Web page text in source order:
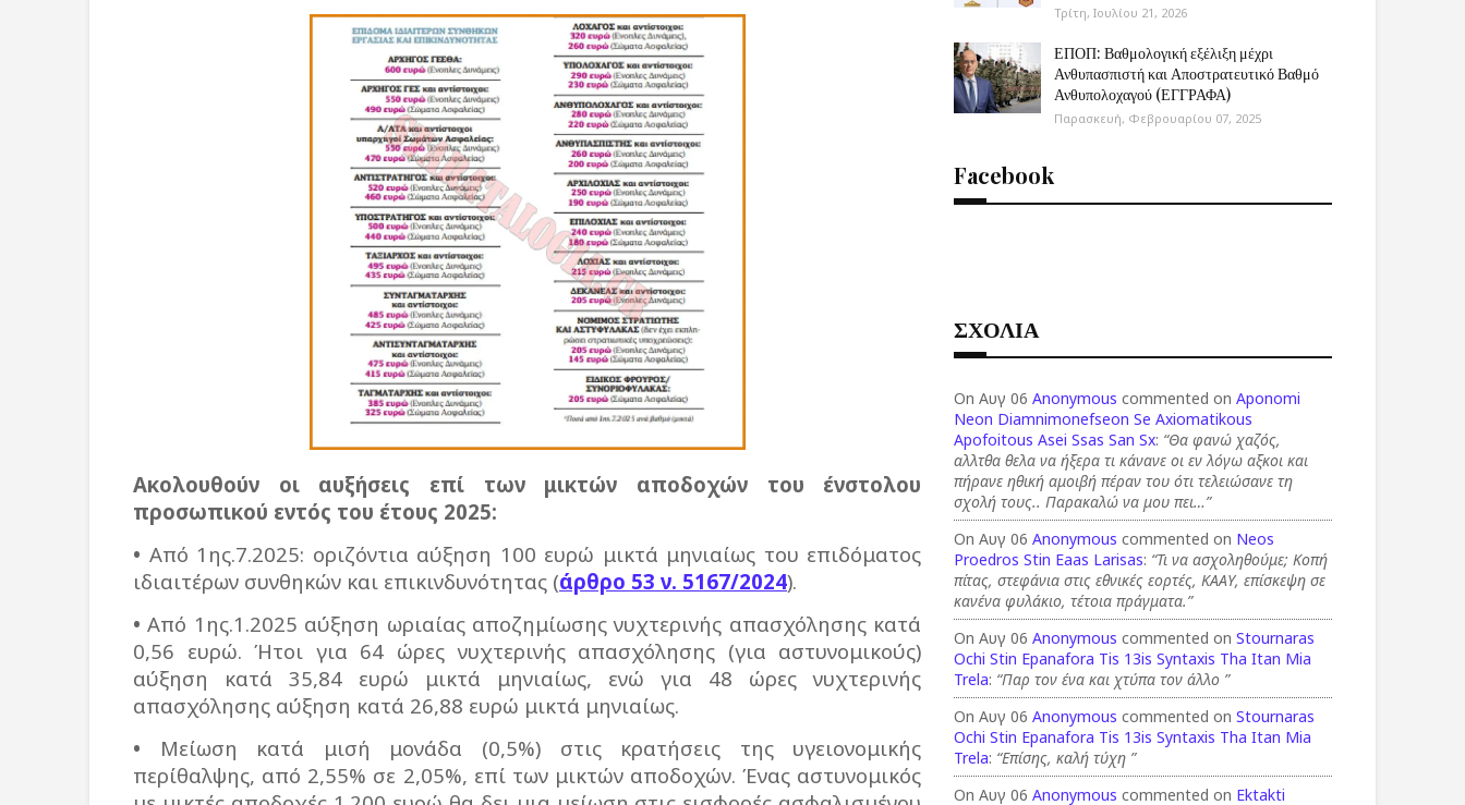
Ακολουθούν οι αυξήσεις επί των μικτών αποδοχών του ένστολου
προσωπικού εντός του έτους 2025:
• Από 1ης.7.2025: οριζόντια αύξηση 100 ευρώ μικτά μηνιαίως του επιδόματος
ιδιαιτέρων συνθηκών και επικινδυνότητας (άρθρο 53 ν. 5167/2024).
• Από 1ης.1.2025 αύξηση ωριαίας αποζημίωσης νυχτερινής απασχόλησης κατά
0,56 ευρώ. Ήτοι για 64 ώρες νυχτερινής απασχόλησης (για αστυνομικούς)
αύξηση κατά 35,84 ευρώ μικτά μηνιαίως, ενώ για 48 ώρες νυχτερινής
απασχόλησης αύξηση κατά 26,88 ευρώ μικτά μηνιαίως.
• Μείωση κατά μισή μονάδα (0,5%) στις κρατήσεις της υγειονομικής
περίθαλψης, από 2,55% σε 2,05%, επί των μικτών αποδοχών. Ένας αστυνομικός
Τρίτη, Ιουλίου 21, 2026
ΕΠΟΠ: Βαθμολογική εξέλιξη μέχρι
Ανθυπασπιστή και Αποστρατευτικό Βαθμό
Ανθυπολοχαγού (ΕΓΓΡΑΦΑ)
Παρασκευή, Φεβρουαρίου 07, 2025
Facebook
ΣΧΟΛΙΑ
On Αυγ 06Anonymous commented onAponomi
Neon Diamnimonefseon Se Axiomatikous
Apofoitous Asei Ssas San Sx: “Θα φανώ χαζός,
αλλτθα θελα να ήξερα τι κάνανε οι εν λόγω αξκοι και
πήρανε ηθική αμοιβή πέραν του ότι τελειώσανε τη
σχολή τους.. Παρακαλώ να μου πει…”
On Αυγ 06Anonymous commented on Neos
Proedros Stin Eaas Larisas: “Τι να ασχοληθούμε; Κοπή
πίτας, στεφάνια στις εθνικές εορτές, ΚΑΑΥ, επίσκεψη σε
κανένα φυλάκιο, τέτοια πράγματα.”
On Αυγ 06Anonymous commented onStournaras
Ochi Stin Epanafora Tis 13is Syntaxis Tha Itan Mia
Trela: “Παρ τον ένα και χτύπα τον άλλο ”
On Αυγ 06Anonymous commented onStournaras
Ochi Stin Epanafora Tis 13is Syntaxis Tha Itan Mia
Trela: “Επίσης, καλή τύχη ”
On Αυγ 06Anonymous commented on Ektakti